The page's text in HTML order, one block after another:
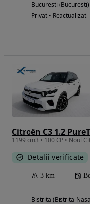
Bucuresti (Bucuresti)
Privat • Reactualizat
Citroën C3 1.2
1199 cm3 • 100 CP • Noul
Detalii verificate
3 km
Bistrita (Bistrita-